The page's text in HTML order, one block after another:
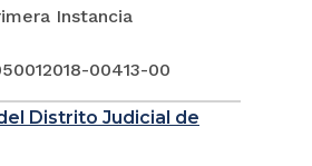
Instancia
00413-00
Distrito Judicial de